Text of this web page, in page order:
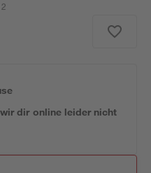
dir online leider nicht